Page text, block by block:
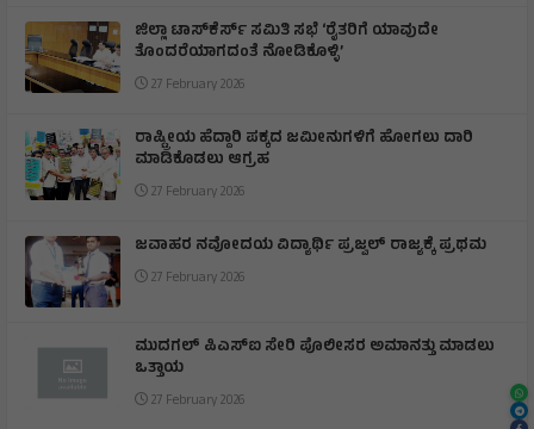
ಜಿಲ್ಲಾ ಟಾಸ್‌‌ಕೆರ್ಸ್ ಸಮಿತಿ ಸಭೆ ‘ರೈತರಿಗೆ ಯಾವುದೇ
ತೊಂದರೆಯಾಗದಂತೆ ನೋಡಿಕೊಳ್ಳಿ’
27 February 2026
ರಾಷ್ಟ್ರೀಯ ಹೆದ್ದಾರಿ ಪಕ್ಕದ ಜಮೀನುಗಳಿಗೆ ಹೋಗಲು ದಾರಿ
ಮಾಡಿಕೊಡಲು ಆಗ್ರಹ
27 February 2026
ಜವಾಹರ ನವೋದಯ ವಿದ್ಯಾರ್ಥಿ ಪ್ರಜ್ವಲ್ ರಾಜ್ಯಕ್ಕೆ ಪ್ರಥಮ
27 February 2026
ಮುದಗಲ್ ಪಿಎಸ್‌ಐ ಸೇರಿ ಪೊಲೀಸರ ಅಮಾನತ್ತು ಮಾಡಲು
ಒತ್ತಾಯ
27 February 2026